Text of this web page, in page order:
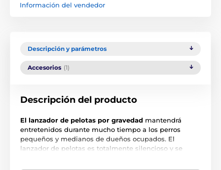
Información del vendedor
Descripción y parámetros
Accesorios (1)
Descripción del producto
El lanzador de pelotas por gravedad mantendrá
entretenidos durante mucho tiempo a los perros
pequeños y medianos de dueños ocupados. El
lanzador de pelotas es totalmente silencioso y se